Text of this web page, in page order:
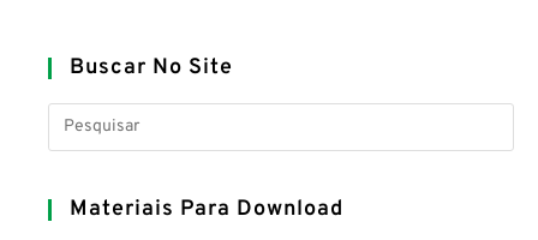
Buscar No Site
Materiais Para Download